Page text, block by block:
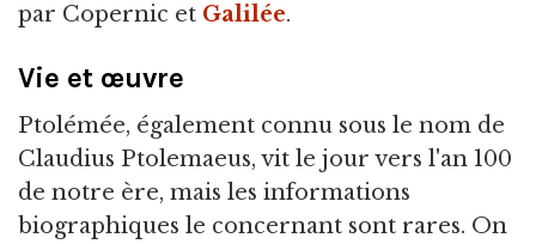
par Copernic et Galilée.
Vie et œuvre
Ptolémée, également connu sous le nom de
Claudius Ptolemaeus, vit le jour vers l'an 100
de notre ère, mais les informations
biographiques le concernant sont rares. On